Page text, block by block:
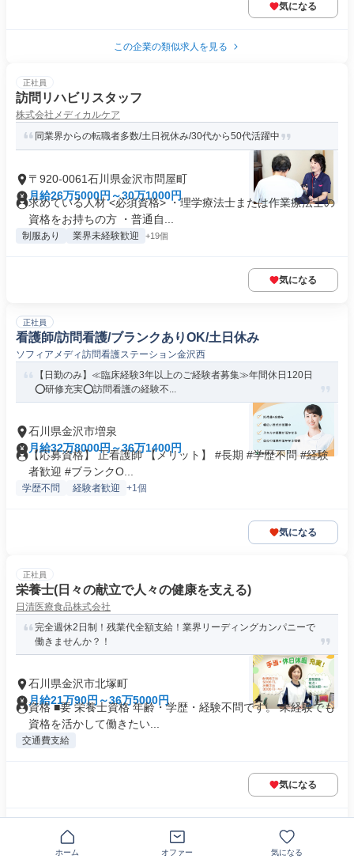
気になる
この企業の類似求人を見る
正社員
訪問リハビリスタッフ
株式会社メディカルケア
同業界からの転職者多数/土日祝休み/30代から50代活躍中
〒920-0061石川県金沢市問屋町
月給26万5000円～30万1000円
求めている人材 <必須資格> ・理学療法士または作業療法士の
資格をお持ちの方 ・普通自...
制服あり 業界未経験歓迎 +19個
気になる
正社員
看護師/訪問看護/ブランクありOK/土日休み
ソフィアメディ訪問看護ステーション金沢西
【日勤のみ】≪臨床経験3年以上のご経験者募集≫年間休日120日
⭕研修充実⭕訪問看護の経験不...
石川県金沢市増泉
月給32万8000円～36万1400円
【応募資格】 正看護師 【メリット】 #長期 #学歴不問 #経験
者歓迎 #ブランクO...
学歴不問 経験者歓迎 +1個
気になる
正社員
栄養士(日々の献立で人々の健康を支える)
日清医療食品株式会社
完全週休2日制！残業代全額支給！業界リーディングカンパニーで
働きませんか？！
石川県金沢市北塚町
月給21万90円～36万5000円
資格 ■要 栄養士資格 年齢・学歴・経験不問です。 未経験でも
資格を活かして働きたい...
交通費支給
気になる
ホーム オファー 気になる